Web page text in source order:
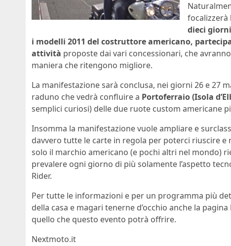
focalizzerà
dieci
i modelli 2011 del costruttore americano,
attività proposte dai vari concessionari, che
maniera che ritengono migliore.
La manifestazione sarà conclusa, nei giorni 26 e 27
raduno che vedrà confluire a Portoferraio (Isola
semplici curiosi) delle due ruote custom americane
Insomma la manifestazione vuole ampliare e
davvero tutte le carte in regola per poterci riuscire
solo il marchio americano (e pochi altri nel mondo)
prevalere ogni giorno di più solamente l’aspetto
Rider.
Per tutte le informazioni e per un programma più
della casa e magari tenerne d’occhio anche la
quello che questo evento potrà offrire.
Nextmoto.it